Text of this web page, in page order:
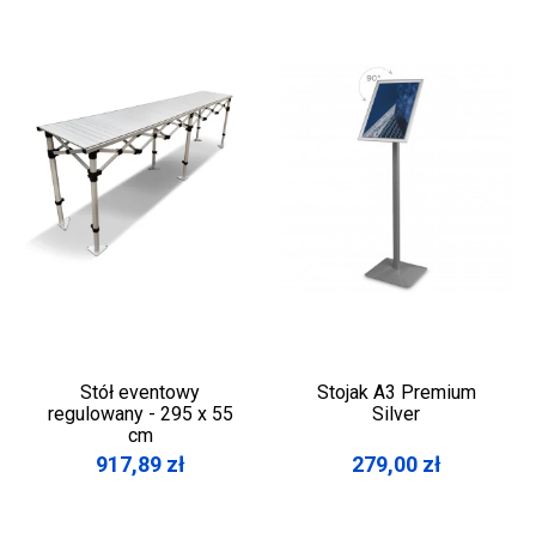
Stół eventowy
regulowany - 295 x 55
cm
917,89 zł
Stojak A3 Premium
Silver
279,00 zł